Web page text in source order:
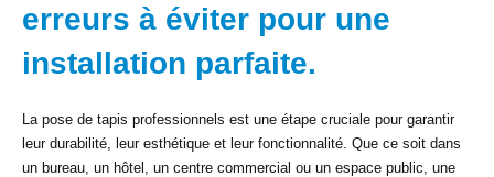
erreurs à éviter pour une
installation parfaite.
La pose de tapis professionnels est une étape cruciale pour garantir
leur durabilité, leur esthétique et leur fonctionnalité. Que ce soit dans
un bureau, un hôtel, un centre commercial ou un espace public, une